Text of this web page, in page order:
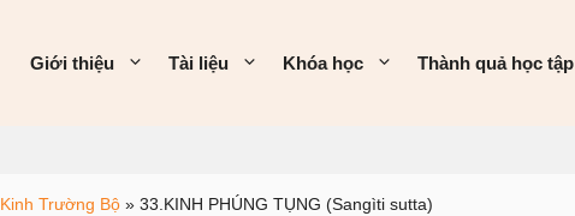
Giới thiệu Tài liệu Khóa học Thành quả học tập
Kinh Trường Bộ » 33.KINH PHÚNG TỤNG (Sangìti sutta)